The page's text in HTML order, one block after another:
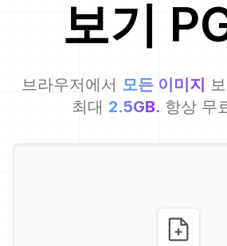
보기
브라우저에서 모든 이미지
최대 2.5GB. 항상 무